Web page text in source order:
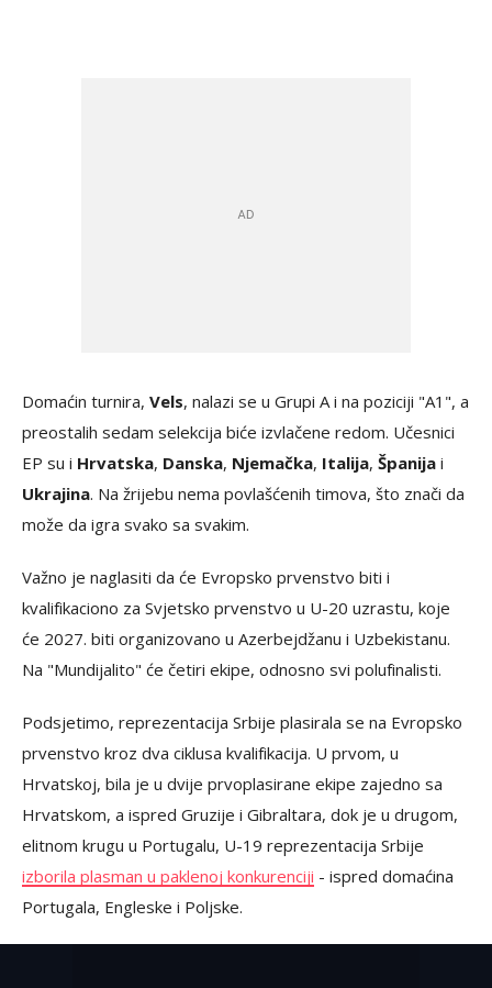
Domaćin turnira, Vels, nalazi se u Grupi A i na poziciji "A1", a
preostalih sedam selekcija biće izvlačene redom. Učesnici
EP su i Hrvatska, Danska, Njemačka, Italija, Španija i
Ukrajina. Na žrijebu nema povlašćenih timova, što znači da
može da igra svako sa svakim.
Važno je naglasiti da će Evropsko prvenstvo biti i
kvalifikaciono za Svjetsko prvenstvo u U-20 uzrastu, koje
će 2027. biti organizovano u Azerbejdžanu i Uzbekistanu.
Na "Mundijalito" će četiri ekipe, odnosno svi polufinalisti.
Podsjetimo, reprezentacija Srbije plasirala se na Evropsko
prvenstvo kroz dva ciklusa kvalifikacija. U prvom, u
Hrvatskoj, bila je u dvije prvoplasirane ekipe zajedno sa
Hrvatskom, a ispred Gruzije i Gibraltara, dok je u drugom,
elitnom krugu u Portugalu, U-19 reprezentacija Srbije
izborila plasman u paklenoj konkurenciji - ispred domaćina
Portugala, Engleske i Poljske.